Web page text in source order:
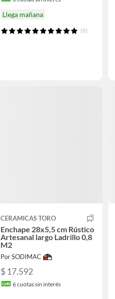
Llega mañana
(8)
CERAMICAS TORO
Enchape 28x5,5 cm Rústico
Artesanal largo Ladrillo 0,8
M2
Por SODIMAC
$ 17.592
6cuotas sin interés